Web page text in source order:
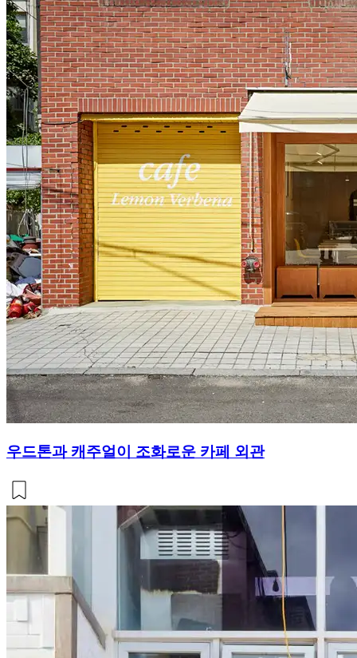
우드톤과 캐주얼이 조화로운 카페 외관